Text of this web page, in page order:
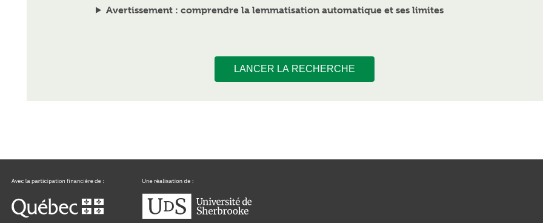
Avertissement : comprendre la lemmatisation automatique et ses limites
LANCER LA RECHERCHE